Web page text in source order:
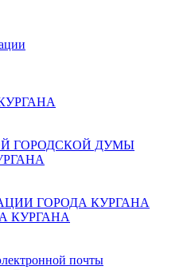
ГОРОДСКОЙ ДУМЫ
ГОРОДА КУРГАНА
КУРГАНА
почты